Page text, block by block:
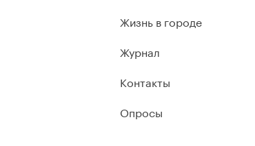
Жизнь в городе
Журнал
Контакты
Опросы